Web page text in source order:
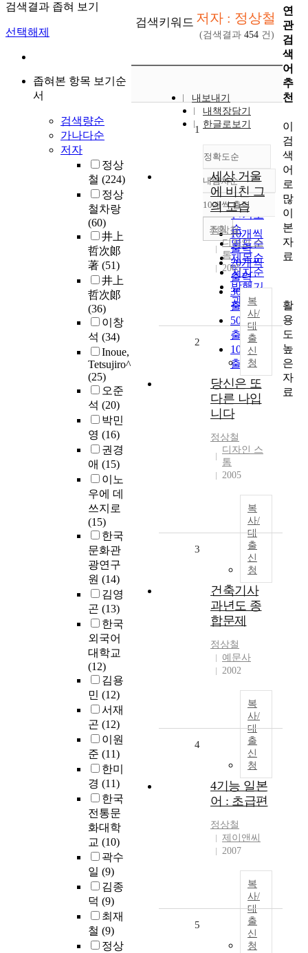
검색결과 좁혀 보기
선택해제
좁혀본 항목 보기순
서
검색량순
가나다순
저자
정상
철 (224)
정상
철차랑
(60)
井上
哲次郞
著 (51)
井上
哲次郞
(36)
이창
석 (34)
Inoue,
Tetsujiro^
(25)
오준
석 (20)
박민
영 (16)
권경
애 (15)
이노
우에 데
쓰지로
(15)
한국
문화관
광연구
원 (14)
김영
곤 (13)
한국
외국어
대학교
(12)
김용
민 (12)
서재
곤 (12)
이원
준 (11)
한미
경 (11)
한국
전통문
화대학
교 (10)
곽수
일 (9)
김종
덕 (9)
최재
철 (9)
정상
검색키워드 저자 : 정상철
(검색결과 454 건)
내보내기
내책장담기
한글로보기
정확도순
정확도
순
인기도
순
연도순
제목순
저자순
발행기
관순
내림차순
내림차순
10개씩 출력
10개씩
출력
20개씩
출력
30개씩
출력
50개씩
출력
100개씩
출력
조회
1
세상 거울
에 비친 그
의 모습
정상철
디자인 스
톰
2005
복
사/
대
출
신
청
2
당신은 또
다른 나입
니다
정상철
디자인 스
톰
2005
복
사/
대
출
신
청
3
건축기사
과년도 종
합문제
정상철
예문사
2002
복
사/
대
출
신
청
4
4기능 일본
어 : 초급편
정상철
제이앤씨
2007
복
사/
대
출
신
청
5
연
관
검
색
어
추
천
이
검
색
어
로
많
이
본
자
료
활
용
도
높
은
자
료